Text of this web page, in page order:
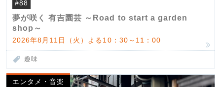
#88
夢が咲く 有吉園芸 ～Road to start a garden
shop～
2026年8月11日（火）よる10：30～11：00
趣味
エンタメ・音楽